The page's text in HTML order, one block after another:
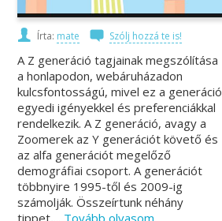
Írta: mate Szólj hozzá te is!
A Z generáció tagjainak megszólítása
a honlapodon, webáruházadon
kulcsfontosságú, mivel ez a generáció
egyedi igényekkel és preferenciákkal
rendelkezik. A Z generáció, avagy a
Zoomerek az Y generációt követő és
az alfa generációt megelőző
demográfiai csoport. A generációt
többnyire 1995-től és 2009-ig
számolják. Összeírtunk néhány